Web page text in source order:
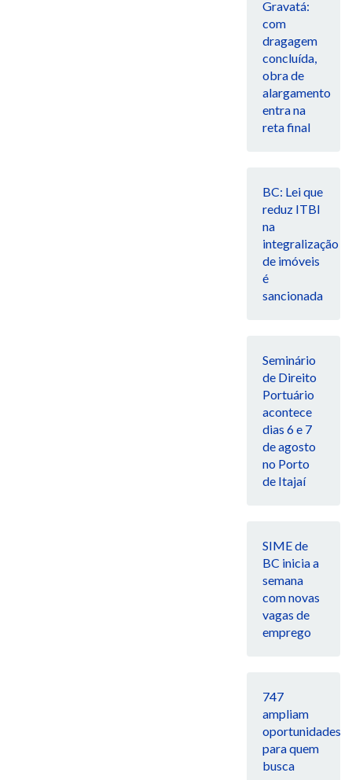
Gravatá:
com
dragagem
concluída,
obra de
alargamento
entra na
reta final
BC: Lei que
reduz ITBI
na
integralização
de imóveis
é
sancionada
Seminário
de Direito
Portuário
acontece
dias 6 e 7
de agosto
no Porto
de Itajaí
SIME de
BC inicia a
semana
com novas
vagas de
emprego
747
ampliam
oportunidades
para quem
busca